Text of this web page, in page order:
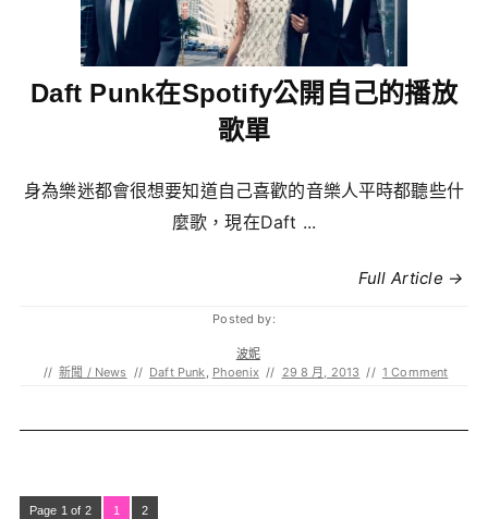
Daft Punk在Spotify公開自己的播放
歌單
身為樂迷都會很想要知道自己喜歡的音樂人平時都聽些什
麼歌，現在Daft ...
Full Article →
Posted by:
波妮
// 新聞 / News // Daft Punk, Phoenix // 29 8 月, 2013 // 1 Comment
Page 1 of 2 1 2